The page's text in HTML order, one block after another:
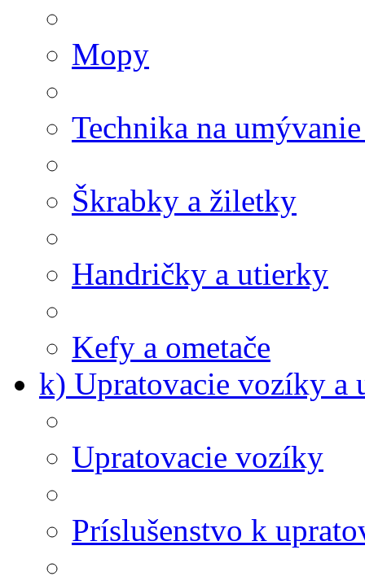
Mopy
Technika na
Škrabky a žiletky
Handričky a utierky
Kefy a ometače
k) Upratovacie vozíky a
Upratovacie vozíky
Príslušenstvo k